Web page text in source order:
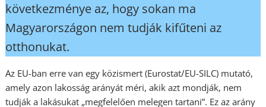
következménye az, hogy sokan ma
Magyarországon nem tudják kifűteni az
otthonukat.
Az EU-ban erre van egy közismert (Eurostat/EU-SILC) mutató,
amely azon lakosság arányát méri, akik azt mondják, nem
tudják a lakásukat „megfelelően melegen tartani”. Ez az arány